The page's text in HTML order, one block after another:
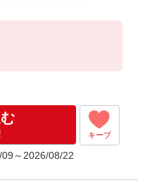
試用期間2ヶ月)
キープ
～2026/08/22